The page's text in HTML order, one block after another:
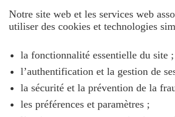
Notre site web et les services web
utiliser des cookies et technologies
la fonctionnalité essentielle du site ;
l’authentification et la gestion de
la sécurité et la prévention de la
les préférences et paramètres ;